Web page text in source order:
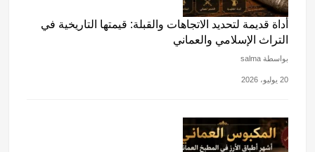
أداة قديمة لتحديد الاتجاهات والقبلة: قيمتها التاريخية في
التراث الإسلامي والعماني
بواسطة salma
20 يوليو، 2026